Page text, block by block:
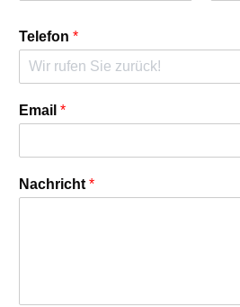
Telefon *
Email *
Nachricht *